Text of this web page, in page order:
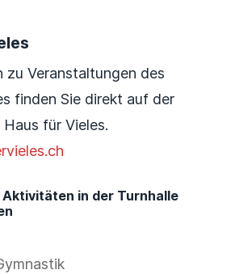
zu Veranstaltungen des
finden Sie direkt auf der
für Vieles.
in der Turnhalle